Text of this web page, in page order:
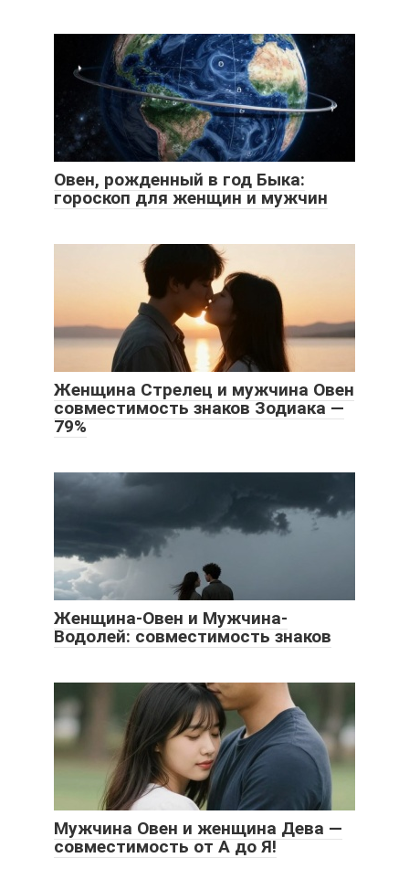
Овен, рожденный в год Быка:
гороскоп для женщин и мужчин
Женщина Стрелец и мужчина Овен
совместимость знаков Зодиака —
79%
Женщина-Овен и Мужчина-
Водолей: совместимость знаков
Мужчина Овен и женщина Дева —
совместимость от А до Я!